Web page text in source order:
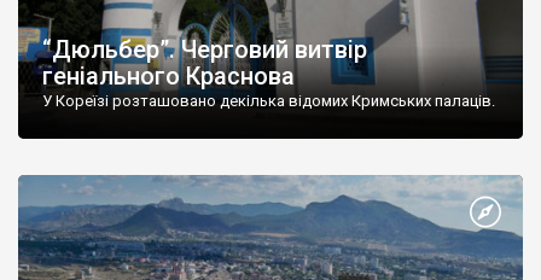
“Дюльбер”. Черговий витвір
геніального Краснова
У Кореїзі розташовано декілька відомих Кримських палаців.